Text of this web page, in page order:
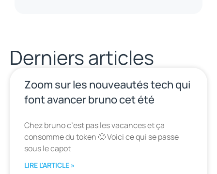
Derniers articles
Zoom sur les nouveautés tech qui
font avancer bruno cet été
Chez bruno c’est pas les vacances et ça
consomme du token 🙂 Voici ce qui se passe
sous le capot
LIRE L'ARTICLE »